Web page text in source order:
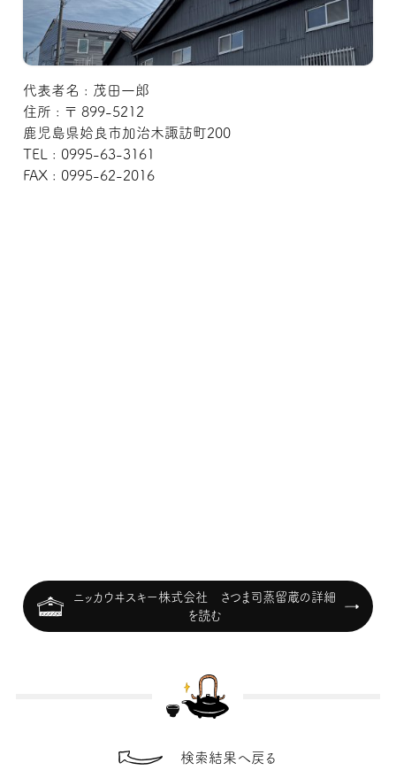
代表者名 : 茂田一郎
住所 : 〒 899-5212
鹿児島県姶良市加治木諏訪町200
TEL : 0995-63-3161
FAX : 0995-62-2016
ニッカウヰスキー株式会社 さつま司蒸留蔵の詳細
を読む
検索結果へ戻る